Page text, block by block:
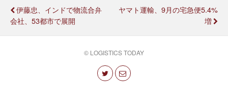
伊藤忠、インドで物流合弁
会社、53都市で展開
ヤマト運輸、9月の宅急便5.4%
増
© LOGISTICS TODAY